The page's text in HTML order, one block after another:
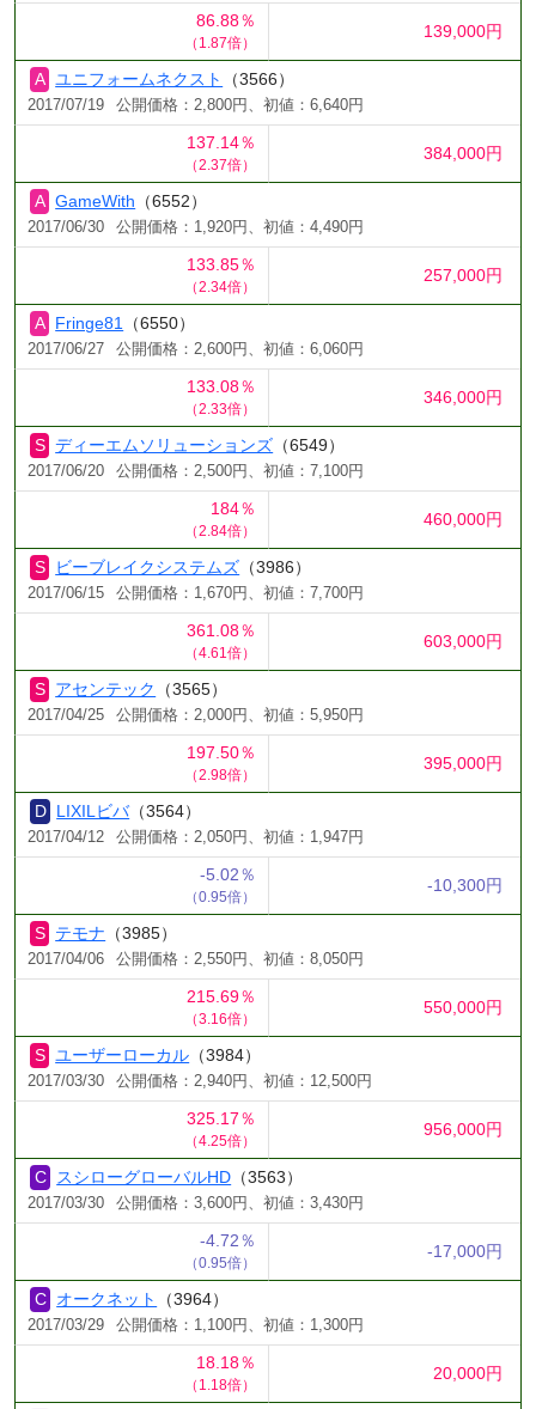
86.88％
（1.87倍）
139,000円
ユニフォームネクスト （3566）
2017/07/19 公開価格：2,800円、初値：6,640円
137.14％
（2.37倍）
384,000円
GameWith （6552）
2017/06/30 公開価格：1,920円、初値：4,490円
133.85％
（2.34倍）
257,000円
Fringe81 （6550）
2017/06/27 公開価格：2,600円、初値：6,060円
133.08％
（2.33倍）
346,000円
ディーエムソリューションズ （6549）
2017/06/20 公開価格：2,500円、初値：7,100円
184％
（2.84倍）
460,000円
ビーブレイクシステムズ （3986）
2017/06/15 公開価格：1,670円、初値：7,700円
361.08％
（4.61倍）
603,000円
アセンテック （3565）
2017/04/25 公開価格：2,000円、初値：5,950円
197.50％
（2.98倍）
395,000円
LIXILビバ（3564）
2017/04/12 公開価格：2,050円、初値：1,947円
-5.02％
（0.95倍）
-10,300円
テモナ （3985）
2017/04/06 公開価格：2,550円、初値：8,050円
215.69％
（3.16倍）
550,000円
ユーザーローカル （3984）
2017/03/30 公開価格：2,940円、初値：12,500円
325.17％
（4.25倍）
956,000円
スシローグローバルHD （3563）
2017/03/30 公開価格：3,600円、初値：3,430円
-4.72％
（0.95倍）
-17,000円
オークネット （3964）
2017/03/29 公開価格：1,100円、初値：1,300円
18.18％
（1.18倍）
20,000円